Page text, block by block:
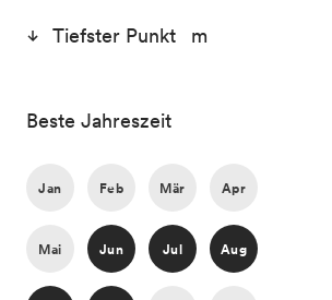
Tiefster Punkt m
Beste Jahreszeit
Jan Feb Mär Apr
Mai Jun Jul Aug